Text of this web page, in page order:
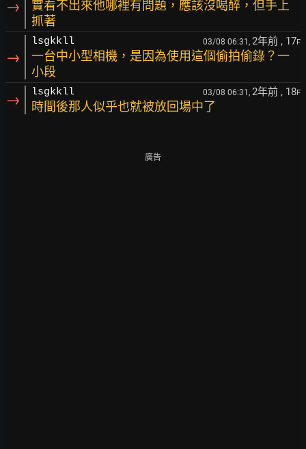
→
實看不出來他哪裡有問題，應該沒喝醉，但手上
抓著
→
lsgkkll 03/08 06:31, 2年前 , 17F
一台中小型相機，是因為使用這個偷拍偷錄？一
小段
→ lsgkkll 03/08 06:31, 2年前 , 18F
時間後那人似乎也就被放回場中了
廣告